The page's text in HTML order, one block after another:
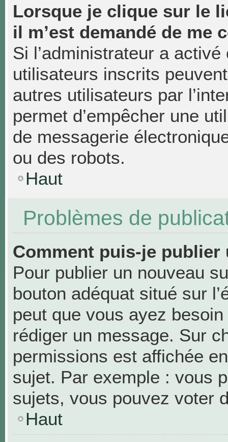
Lorsque je clique sur le
il m’est demandé de me
Si l’administrateur a
utilisateurs inscrits
autres utilisateurs par
permet d’empêcher une
de messagerie
ou des robots.
Haut
Problèmes de
Comment puis-je
Pour publier un nouveau
bouton adéquat situé sur
peut que vous ayez
rédiger un message. Sur
permissions est affichée
sujet. Par exemple : vous
sujets, vous pouvez voter
Haut